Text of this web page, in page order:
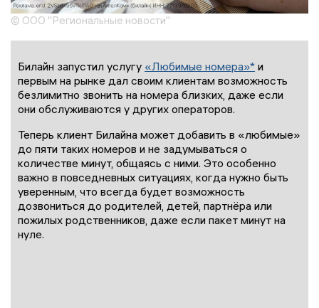
© ООО "Региональные новости"
Билайн запустил услугу «Любимые номера»* и
первым на рынке дал своим клиентам возможность
безлимитно звонить на номера близких, даже если
они обслуживаются у других операторов.
Теперь клиент Билайна может добавить в «любимые»
до пяти таких номеров и не задумываться о
количестве минут, общаясь с ними. Это особенно
важно в повседневных ситуациях, когда нужно быть
уверенным, что всегда будет возможность
дозвониться до родителей, детей, партнёра или
пожилых родственников, даже если пакет минут на
нуле.